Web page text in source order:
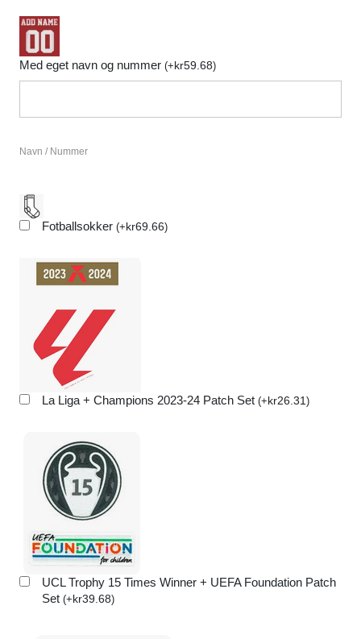
Med eget navn og nummer (+kr59.68)
Navn / Nummer
Fotballsokker (+kr69.66)
La Liga + Champions 2023-24 Patch Set (+kr26.31 )
UCL Trophy 15 Times Winner + UEFA Foundation Patch
Set (+kr39.68)